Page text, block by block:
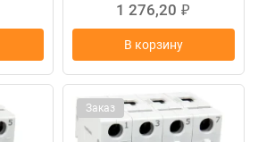
1 276,20 ₽
В корзину
Заказ